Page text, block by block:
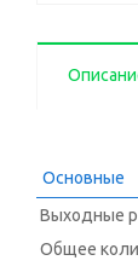
Основные
Выходные
Общее